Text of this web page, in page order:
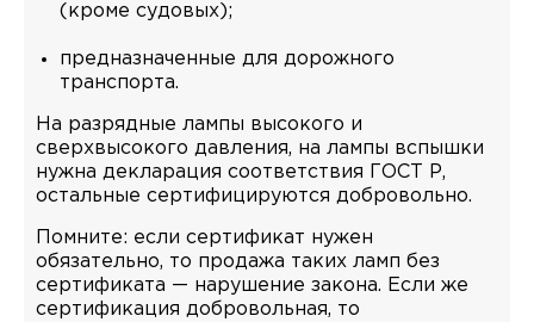
(кроме судовых);
предназначенные для дорожного
транспорта.
На разрядные лампы высокого и
сверхвысокого давления, на лампы вспышки
нужна декларация соответствия ГОСТ Р,
остальные сертифицируются добровольно.
Помните: если сертификат нужен
обязательно, то продажа таких ламп без
сертификата — нарушение закона. Если же
сертификация добровольная, то